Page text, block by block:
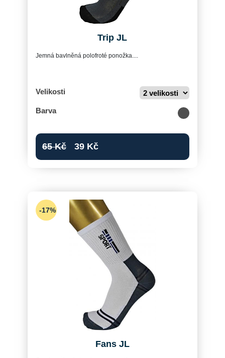
Trip JL
Jemná bavlněná polofroté ponožka....
Velikosti
Barva
65Kč 39 Kč
-17%
Fans JL